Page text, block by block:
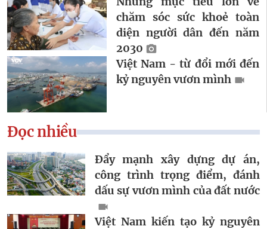
chăm sóc sức khoẻ toàn
diện người dân đến năm
2030
Việt Nam - từ đổi mới đến
kỷ nguyên vươn mình
Đọc nhiều
Đẩy mạnh xây dựng dự án,
công trình trọng điểm, đánh
dấu sự vươn mình của đất nước
Việt Nam kiến tạo kỷ nguyên